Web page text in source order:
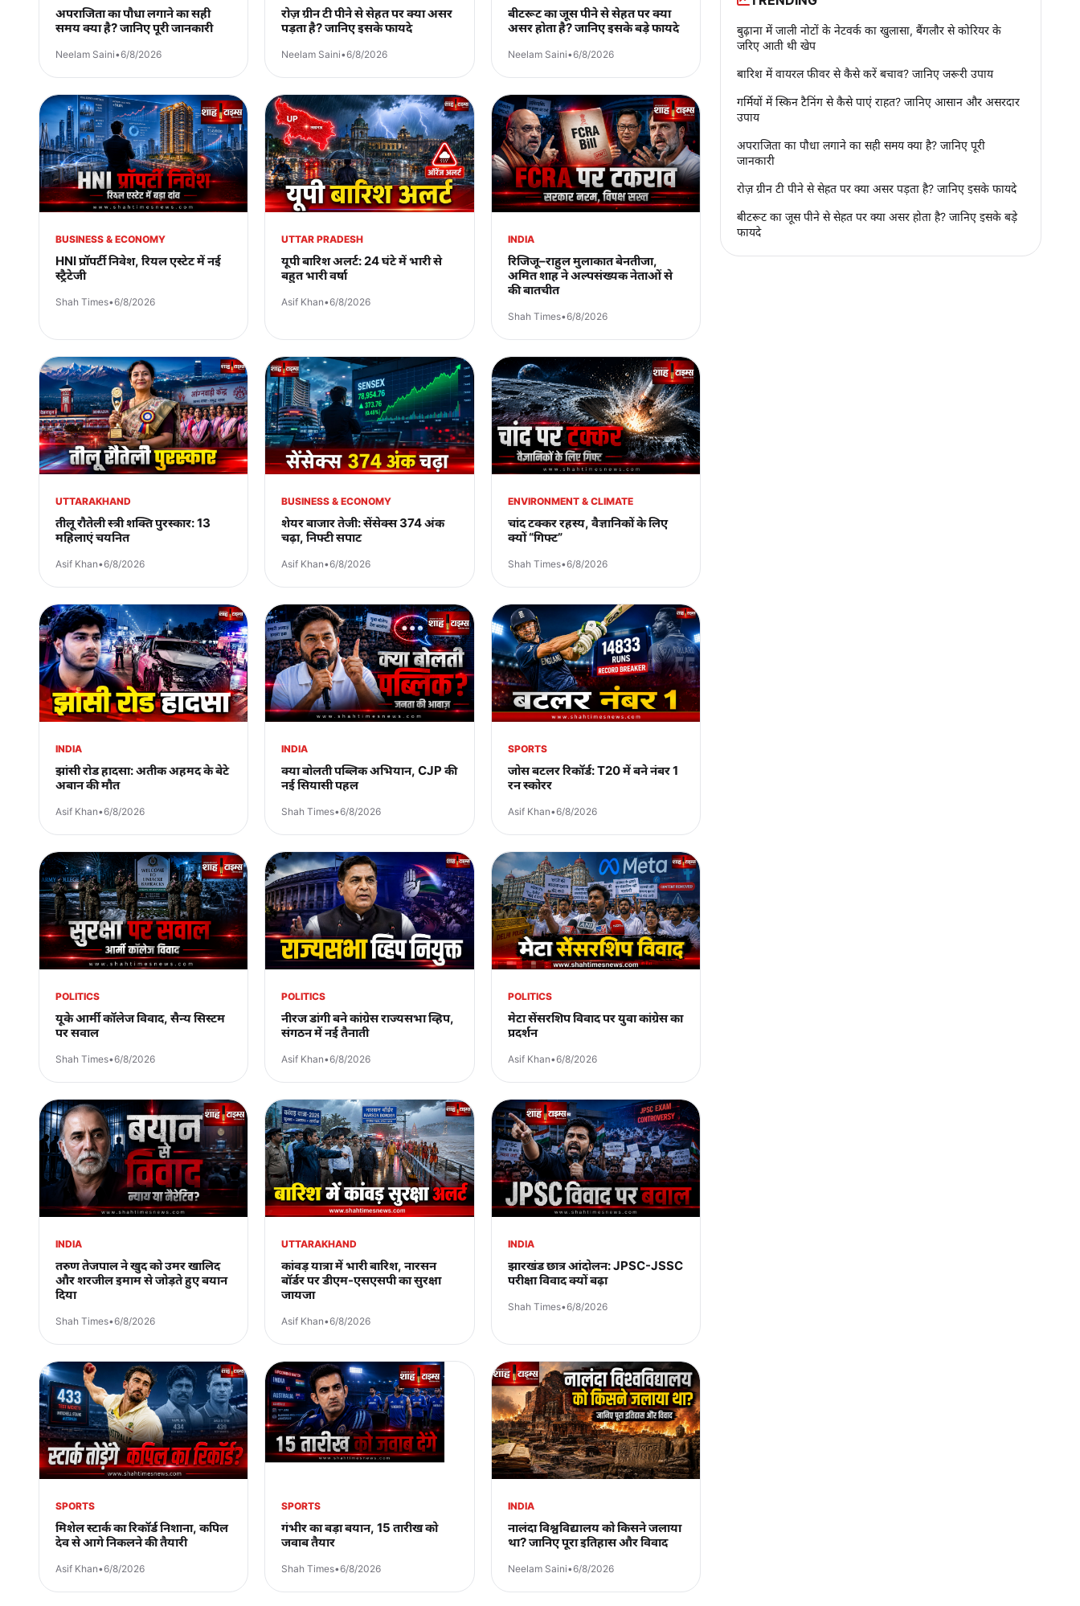
अपराजिता का पौधा लगाने का सही
समय क्या है? जानिए पूरी जानकारी
Neelam Saini•6/8/2026
रोज़ ग्रीन टी पीने से सेहत पर क्या असर
पड़ता है? जानिए इसके फायदे
Neelam Saini•6/8/2026
बीटरूट का जूस पीने से सेहत पर क्या
असर होता है? जानिए इसके बड़े फायदे
Neelam Saini•6/8/2026
BUSINESS & ECONOMY
HNI प्रॉपर्टी निवेश, रियल एस्टेट में नई
स्ट्रैटेजी
Shah Times•6/8/2026
UTTAR PRADESH
यूपी बारिश अलर्ट: 24 घंटे में भारी से
बहुत भारी वर्षा
Asif Khan•6/8/2026
INDIA
रिजिजू–राहुल मुलाकात बेनतीजा,
अमित शाह ने अल्पसंख्यक नेताओं से
की बातचीत
Shah Times•6/8/2026
UTTARAKHAND
तीलू रौतेली स्त्री शक्ति पुरस्कार: 13
महिलाएं चयनित
Asif Khan•6/8/2026
BUSINESS & ECONOMY
शेयर बाजार तेजी: सेंसेक्स 374 अंक
चढ़ा, निफ्टी सपाट
Asif Khan•6/8/2026
ENVIRONMENT & CLIMATE
चांद टक्कर रहस्य, वैज्ञानिकों के लिए
क्यों “गिफ्ट”
Shah Times•6/8/2026
INDIA
झांसी रोड हादसा: अतीक अहमद के बेटे
अबान की मौत
Asif Khan•6/8/2026
INDIA
क्या बोलती पब्लिक अभियान, CJP की
नई सियासी पहल
Shah Times•6/8/2026
SPORTS
जोस बटलर रिकॉर्ड: T20 में बने नंबर 1
रन स्कोरर
Asif Khan•6/8/2026
POLITICS
यूके आर्मी कॉलेज विवाद, सैन्य सिस्टम
पर सवाल
Shah Times•6/8/2026
POLITICS
नीरज डांगी बने कांग्रेस राज्यसभा व्हिप,
संगठन में नई तैनाती
Asif Khan•6/8/2026
POLITICS
मेटा सेंसरशिप विवाद पर युवा कांग्रेस का
प्रदर्शन
Asif Khan•6/8/2026
INDIA
तरुण तेजपाल ने खुद को उमर खालिद
और शरजील इमाम से जोड़ते हुए बयान
दिया
Shah Times•6/8/2026
UTTARAKHAND
कांवड़ यात्रा में भारी बारिश, नारसन
बॉर्डर पर डीएम-एसएसपी का सुरक्षा
जायजा
Asif Khan•6/8/2026
INDIA
झारखंड छात्र आंदोलन: JPSC-JSSC
परीक्षा विवाद क्यों बढ़ा
Shah Times•6/8/2026
SPORTS
मिशेल स्टार्क का रिकॉर्ड निशाना, कपिल
देव से आगे निकलने की तैयारी
Asif Khan•6/8/2026
SPORTS
गंभीर का बड़ा बयान, 15 तारीख को
जवाब तैयार
Shah Times•6/8/2026
INDIA
नालंदा विश्वविद्यालय को किसने जलाया
था? जानिए पूरा इतिहास और विवाद
Neelam Saini•6/8/2026
बुढ़ाना में जाली नोटों के नेटवर्क का खुलासा, बैंगलौर से कोरियर के
जरिए आती थी खेप
बारिश में वायरल फीवर से कैसे करें बचाव? जानिए जरूरी उपाय
गर्मियों में स्किन टैनिंग से कैसे पाएं राहत? जानिए आसान और असरदार
उपाय
अपराजिता का पौधा लगाने का सही समय क्या है? जानिए पूरी
जानकारी
रोज़ ग्रीन टी पीने से सेहत पर क्या असर पड़ता है? जानिए इसके फायदे
बीटरूट का जूस पीने से सेहत पर क्या असर होता है? जानिए इसके बड़े
फायदे